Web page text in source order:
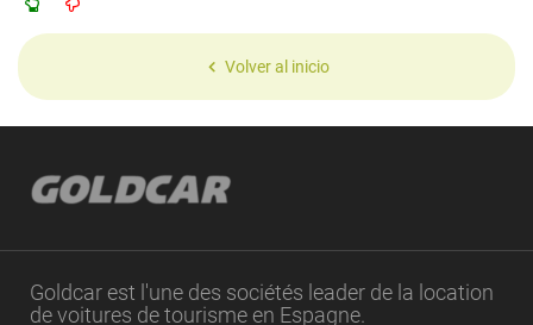
Volver al inicio
Goldcar est l'une des sociétés leader de la location
de voitures de tourisme en Espagne.